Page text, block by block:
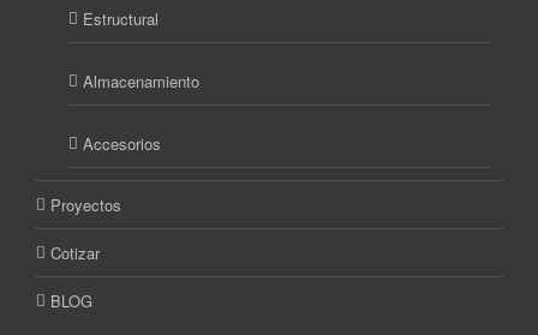
Estructural
Almacenamiento
Accesorios
Proyectos
Cotizar
BLOG